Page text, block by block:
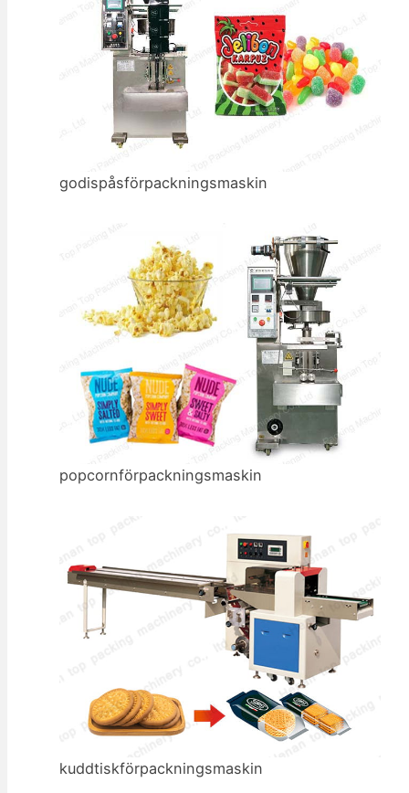
godispåsförpackningsmaskin
popcornförpackningsmaskin
kuddtiskförpackningsmaskin